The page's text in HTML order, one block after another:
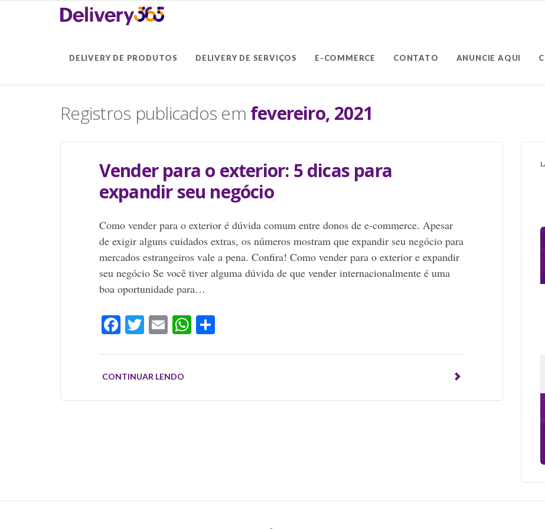
DELIVERY DE PRODUTOS DELIVERY DE SERVIÇOS E-COMMERCE CONTATO ANUNCIE AQUI
Registros publicados em fevereiro, 2021
Vender para o exterior: 5 dicas para
expandir seu negócio
Como vender para o exterior é dúvida comum entre donos de e-commerce. Apesar
de exigir alguns cuidados extras, os números mostram que expandir seu negócio para
mercados estrangeiros vale a pena. Confira! Como vender para o exterior e expandir
seu negócio Se você tiver alguma dúvida de que vender internacionalmente é uma
boa oportunidade para…
Facebook
Twitter
EmailWhatsApp
Share
CONTINUAR LENDO